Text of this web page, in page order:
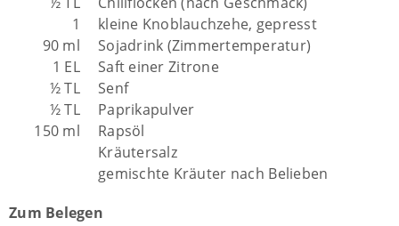
1
kleine Knoblauchzehe, gepresst
90 ml
Sojadrink (Zimmertemperatur)
1 EL
Saft einer Zitrone
½ TL
Senf
½ TL
Paprikapulver
150 ml
Rapsöl
Kräutersalz
gemischte Kräuter nach Belieben
Zum Belegen